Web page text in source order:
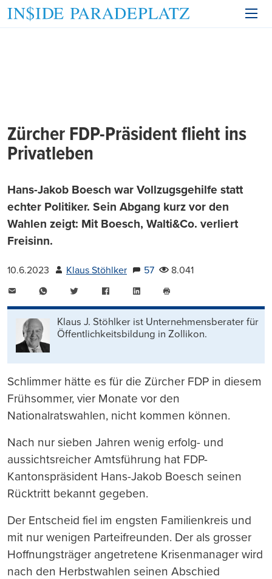
Zürcher FDP-Präsident flieht ins
Privatleben
Hans-Jakob Boesch war Vollzugsgehilfe statt
echter Politiker. Sein Abgang kurz vor den
Wahlen zeigt: Mit Boesch, Walti&Co. verliert
Freisinn.
10.6.2023 Klaus Stöhlker 57
8.041
WhatsAppTwitter FacebookLinkedIn
drucken
Klaus J. Stöhlker ist Unternehmens­berater für
Öffentlichkeits­bildung in Zollikon.
Schlimmer hätte es für die Zürcher FDP in diesem
Frühsommer, vier Monate vor den
Nationalratswahlen, nicht kommen können.
Nach nur sieben Jahren wenig erfolg- und
aussichtsreicher Amtsführung hat FDP-
Kantonspräsident Hans-Jakob Boesch seinen
Rücktritt bekannt gegeben.
Der Entscheid fiel im engsten Familienkreis und
mit nur wenigen Parteifreunden. Der als grosser
Hoffnungsträger angetretene Krisenmanager wird
nach den Herbstwahlen seinen Abschied